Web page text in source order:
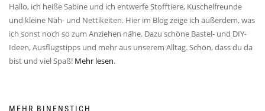
Hallo, ich heiße Sabine und ich entwerfe Stofftiere, Kuschelfreunde
und kleine Näh- und Nettikeiten. Hier im Blog zeige ich außerdem, was
ich sonst noch so zum Anziehen nähe. Dazu schöne Bastel- und DIY-
Ideen, Ausflugstipps und mehr aus unserem Alltag. Schön, dass du da
bist und viel Spaß! Mehr lesen.
MEHR BINENSTICH